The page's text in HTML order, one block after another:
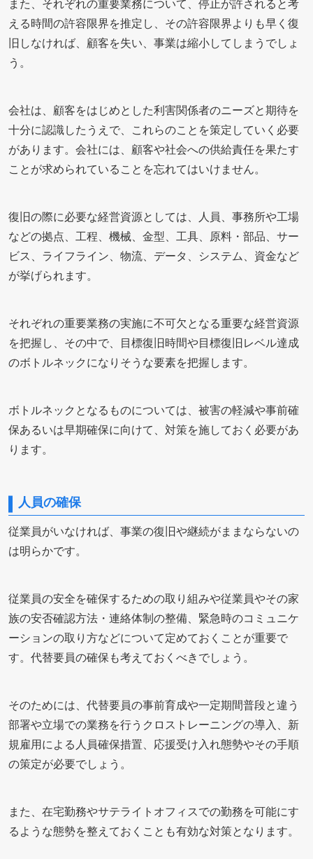
また、それぞれの重要業務について、停止が許されると考
える時間の許容限界を推定し、その許容限界よりも早く復
旧しなければ、顧客を失い、事業は縮小してしまうでしょ
う。
会社は、顧客をはじめとした利害関係者のニーズと期待を
十分に認識したうえで、これらのことを策定していく必要
があります。会社には、顧客や社会への供給責任を果たす
ことが求められていることを忘れてはいけません。
復旧の際に必要な経営資源としては、人員、事務所や工場
などの拠点、工程、機械、金型、工具、原料・部品、サー
ビス、ライフライン、物流、データ、システム、資金など
が挙げられます。
それぞれの重要業務の実施に不可欠となる重要な経営資源
を把握し、その中で、目標復旧時間や目標復旧レベル達成
のボトルネックになりそうな要素を把握します。
ボトルネックとなるものについては、被害の軽減や事前確
保あるいは早期確保に向けて、対策を施しておく必要があ
ります。
人員の確保
従業員がいなければ、事業の復旧や継続がままならないの
は明らかです。
従業員の安全を確保するための取り組みや従業員やその家
族の安否確認方法・連絡体制の整備、緊急時のコミュニケ
ーションの取り方などについて定めておくことが重要で
す。代替要員の確保も考えておくべきでしょう。
そのためには、代替要員の事前育成や一定期間普段と違う
部署や立場での業務を行うクロストレーニングの導入、新
規雇用による人員確保措置、応援受け入れ態勢やその手順
の策定が必要でしょう。
また、在宅勤務やサテライトオフィスでの勤務を可能にす
るような態勢を整えておくことも有効な対策となります。